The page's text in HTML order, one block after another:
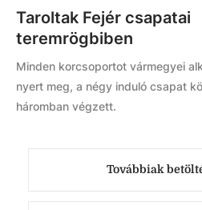
Taroltak Fejér csapatai
teremrögbiben
Minden korcsoportot vármegyei
nyert meg, a négy induló csapat
háromban végzett.
Továbbiak